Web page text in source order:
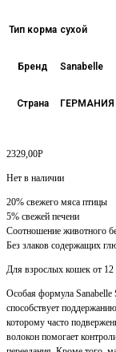
Тип корма сухой
Бренд Sanabelle
Страна ГЕРМАНИЯ
2329,00Р
Нет в наличии
20% свежего мяса птицы
5% свежей печени
Соотношение животного
Без злаков содержащих
Для взрослых кошек от 12
Особая формула Sanabelle
способствует
которому часто
волокон помогает